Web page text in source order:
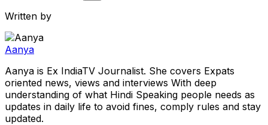
Written by
Aanya
Aanya is Ex IndiaTV Journalist. She covers Expats
oriented news, views and interviews With deep
understanding of what Hindi Speaking people needs as
updates in daily life to avoid fines, comply rules and stay
updated.